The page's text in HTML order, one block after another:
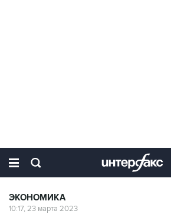
ЭКОНОМИКА
10:17, 23 марта 2023